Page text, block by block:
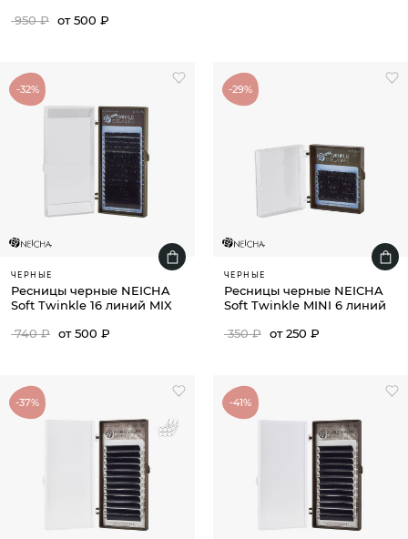
950 ₽ от 500 ₽
-32%
ЧЕРНЫЕ
Ресницы черные NEICHA
Soft Twinkle 16 линий MIX
740 ₽ от 500 ₽
-29%
ЧЕРНЫЕ
Ресницы черные NEICHA
Soft Twinkle MINI 6 линий
350 ₽ от 250 ₽
-37% -41%